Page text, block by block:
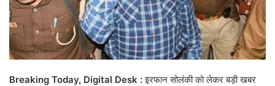
Breaking Today, Digital Desk :इरफान सोलंकी को लेकर बड़ी खबर